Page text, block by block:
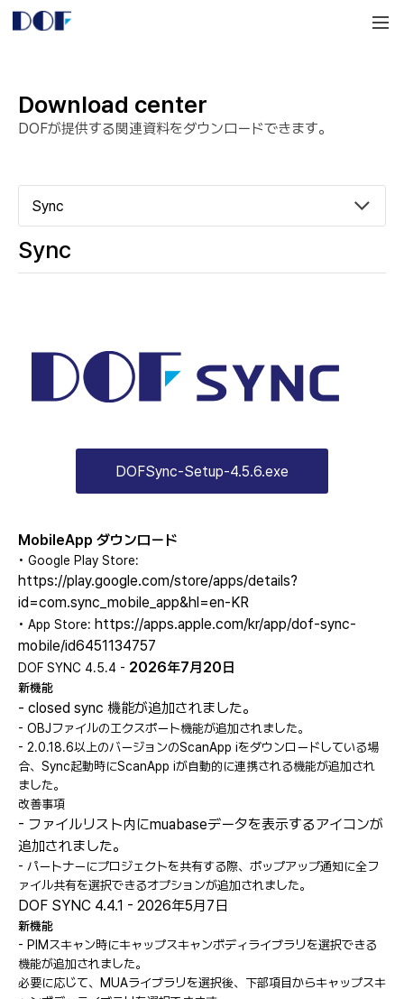
DOF
Navigation
Download center
DOFが提供する関連資料をダウンロードできます。
Sync
Sync
DOFSync-Setup-4.5.6.exe
MobileApp ダウンロード
• Google Play Store:
https://play.google.com/store/apps/details?
id=com.sync_mobile_app&hl=en-KR
• App Store: https://apps.apple.com/kr/app/dof-sync-
mobile/id6451134757
DOF SYNC 4.5.4 - 2026年7月20日
新機能
- closed sync 機能が追加されました。
- OBJファイルのエクスポート機能が追加されました。
- 2.0.18.6以上のバージョンのScanApp iをダウンロードしている場
合、Sync起動時にScanApp iが自動的に連携される機能が追加され
ました。
改善事項
- ファイルリスト内にmuabaseデータを表示するアイコンが
追加されました。
- パートナーにプロジェクトを共有する際、ポップアップ通知に全フ
ァイル共有を選択できるオプションが追加されました。
DOF SYNC 4.4.1 - 2026年5月7日
新機能
- PIMスキャン時にキャップスキャンボディライブラリを選択できる
機能が追加されました。
必要に応じて、MUAライブラリを選択後、下部項目からキャップスキ